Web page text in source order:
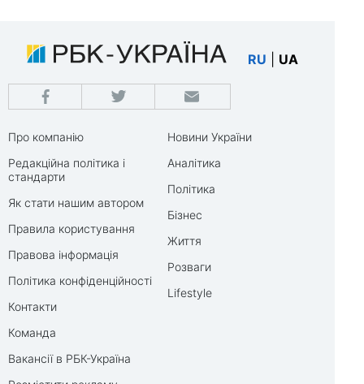
RU UA
Про компанію
Редакційна політика і
стандарти
Як стати нашим автором
Правила користування
Правова інформація
Політика конфіденційності
Контакти
Команда
Вакансії в РБК-Україна
Новини України
Аналітика
Політика
Бізнес
Життя
Розваги
Lifestyle